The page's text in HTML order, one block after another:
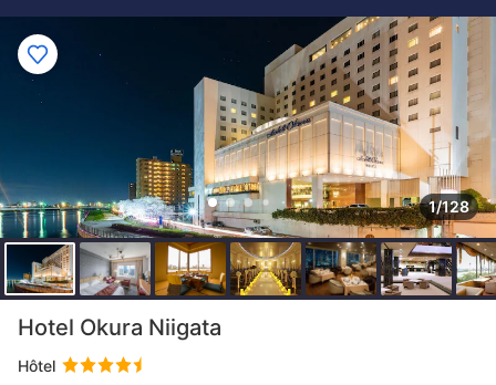
1/128
Hotel Okura Niigata
Hôtel